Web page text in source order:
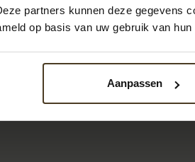
partners kunnen deze gegevens
op basis van uw gebruik van
Aanpassen
vragen